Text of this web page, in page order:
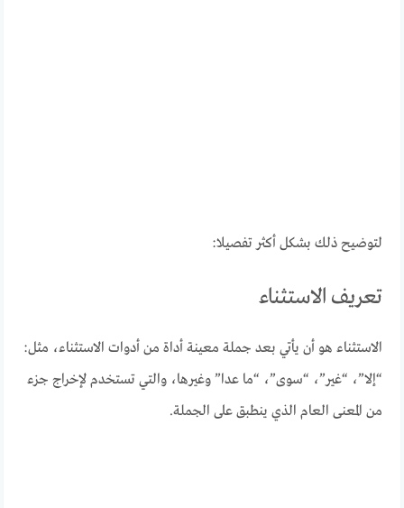
لتوضيح ذلك بشكل أكثر تفصيلا:
تعريف الاستثناء
الاستثناء هو أن يأتي بعد جملة معينة أداة من أدوات الاستثناء، مثل:
“إلا”، “غير”، “سوى”، “ما عدا” وغيرها، والتي تستخدم لإخراج جزء
من المعنى العام الذي ينطبق على الجملة.